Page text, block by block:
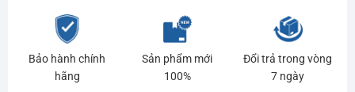
Bảo hành chính
hãng
Sản phẩm mới
100%
Đổi trả trong vòng
7 ngày